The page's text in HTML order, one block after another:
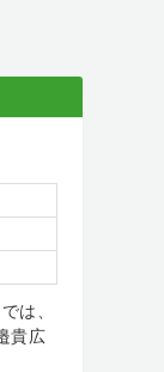
は、
貴広